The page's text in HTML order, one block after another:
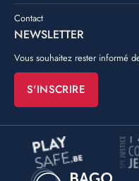
Contact
NEWSLETTER
Vous souhaitez rester informé
S'INSCRIRE